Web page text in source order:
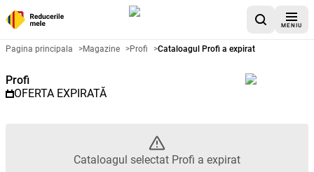
MENIU
Catalog promoțional Profi -
Pagina principala >Magazine >Profi >Cataloagul Profi a expirat
Profi
OFERTA EXPIRATĂ
Cataloagul selectat Profi a expirat